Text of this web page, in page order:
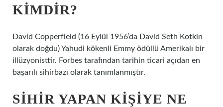
KIMDIR?
David Copperfield (16 Eylül 1956’da David Seth Kotkin
olarak doğdu) Yahudi kökenli Emmy ödüllü Amerikalı bir
illüzyonisttir. Forbes tarafından tarihin ticari açıdan en
başarılı sihirbazı olarak tanımlanmıştır.
SIHIR YAPAN KIŞIYE NE